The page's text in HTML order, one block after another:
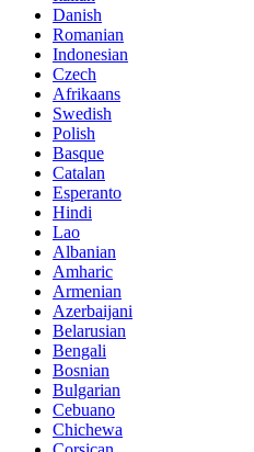
Danish
Romanian
Indonesian
Czech
Afrikaans
Swedish
Polish
Basque
Catalan
Esperanto
Hindi
Lao
Albanian
Amharic
Armenian
Azerbaijani
Belarusian
Bengali
Bosnian
Bulgarian
Cebuano
Chichewa